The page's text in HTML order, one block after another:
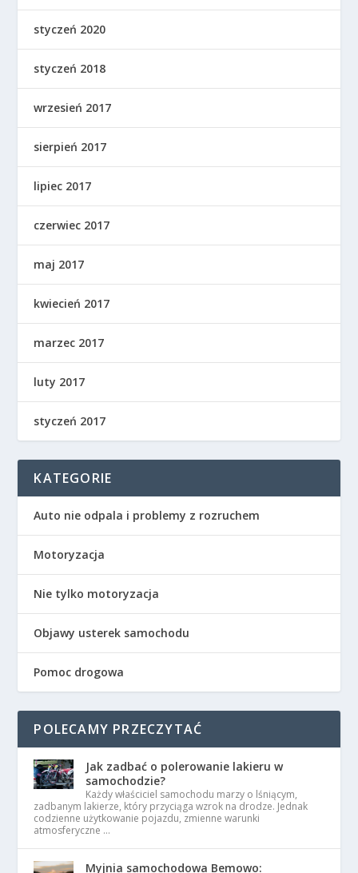
styczeń 2020
styczeń 2018
wrzesień 2017
sierpień 2017
lipiec 2017
czerwiec 2017
maj 2017
kwiecień 2017
marzec 2017
luty 2017
styczeń 2017
KATEGORIE
Auto nie odpala i problemy z rozruchem
Motoryzacja
Nie tylko motoryzacja
Objawy usterek samochodu
Pomoc drogowa
POLECAMY PRZECZYTAĆ
Jak zadbać o polerowanie lakieru w
samochodzie?
Każdy właściciel samochodu marzy o lśniącym,
zadbanym lakierze, który przyciąga wzrok na drodze. Jednak
codzienne użytkowanie pojazdu, zmienne warunki
atmosferyczne …
Myjnia samochodowa Bemowo: